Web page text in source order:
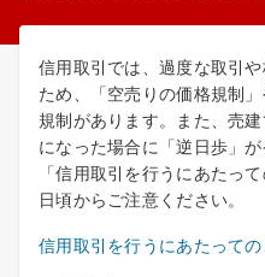
信用取引では、過度な取引
ため、「空売りの価格規制
規制があります。また、売
になった場合に「逆日歩」
「信用取引を行うにあたっ
日頃からご注意ください。
信用取引を行うにあたって